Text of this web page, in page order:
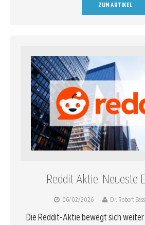
ZUM ARTIKEL
Reddit Aktie: Neueste
06/02/2026 Dr. Robert
Die Reddit-Aktie bewegt sich